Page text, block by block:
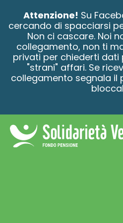
Attenzione! Su
cercando di spacciarsi
Non ci cascare. Noi
collegamento, non ti
privati per chiederti
"strani" affari. Se
collegamento segnala il